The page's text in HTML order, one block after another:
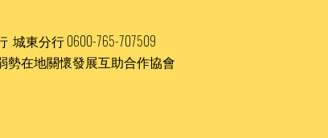
城東分行 0600-765-707509
勢在地關懷發展互助合作協會